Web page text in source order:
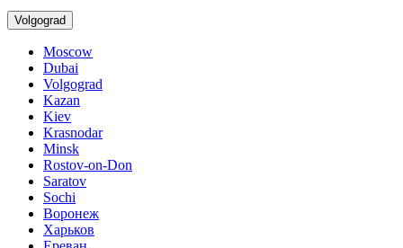
Volgograd
Moscow
Dubai
Volgograd
Kazan
Kiev
Krasnodar
Minsk
Rostov-on-Don
Saratov
Sochi
Воронеж
Харьков